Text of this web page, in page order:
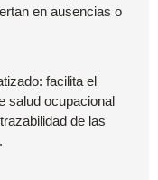
en ausencias o
facilita el
salud ocupacional
de las